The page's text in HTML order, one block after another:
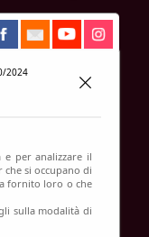
2024
per analizzare il
si occupano di
fornito loro o che
sulla modalità di